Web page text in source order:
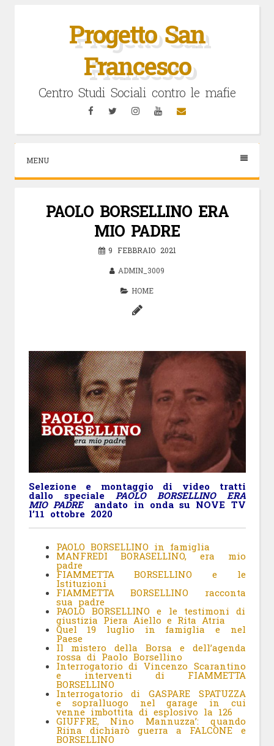
Progetto San
Francesco
Centro Studi Sociali contro le mafie
FacebookTwitterInstagramYouTubeEmail
MENU
PAOLO BORSELLINO ERA
MIO PADRE
9 FEBBRAIO 2021
ADMIN_3009
HOME
Selezione e montaggio di video tratti
dallo speciale PAOLO BORSELLINO ERA
MIO PADREandato in onda su NOVE TV
l’11 ottobre 2020
PAOLO BORSELLINO in famiglia
MANFREDI BORASELLINO, era mio
padre
FIAMMETTA BORSELLINO e le
Istituzioni
FIAMMETTA BORSELLINO racconta
sua padre
PAOLO BORSELLINO e le testimoni di
giustizia Piera Aiello e Rita Atria
Quel 19 luglio in famiglia e nel
Paese
Il mistero della Borsa e dell’agenda
rossa di Paolo Borsellino
Interrogatorio di Vincenzo Scarantino
e interventi di FIAMMETTA
BORSELLINO
Interrogatorio di GASPARE SPATUZZA
e sopralluogo nel garage in cui
venne imbottita di esplosivo la 126
GIUFFRE, Nino Mannuzza’: quando
Riina dichiarò guerra a FALCONE e
BORSELLINO